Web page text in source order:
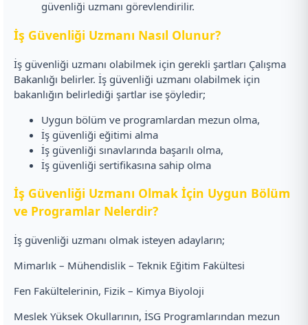
güvenliği uzmanı görevlendirilir.
İş Güvenliği Uzmanı Nasıl Olunur?
İş güvenliği uzmanı olabilmek için gerekli şartları Çalışma
Bakanlığı belirler. İş güvenliği uzmanı olabilmek için
bakanlığın belirlediği şartlar ise şöyledir;
Uygun bölüm ve programlardan mezun olma,
İş güvenliği eğitimi alma
İş güvenliği sınavlarında başarılı olma,
İş güvenliği sertifikasına sahip olma
İş Güvenliği Uzmanı Olmak İçin Uygun Bölüm
ve Programlar Nelerdir?
İş güvenliği uzmanı olmak isteyen adayların;
Mimarlık – Mühendislik – Teknik Eğitim Fakültesi
Fen Fakültelerinin, Fizik – Kimya Biyoloji
Meslek Yüksek Okullarının, İSG Programlarından mezun